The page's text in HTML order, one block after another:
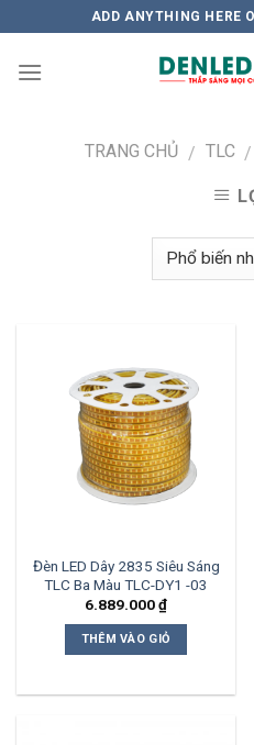
to
content
ADD ANYTHING HERE
TRANG CHỦ / TLC /
Đèn LED Dây 2835 Siêu Sáng
TLC Ba Màu TLC-DY1 -03
6.889.000₫
THÊM VÀO GIỎ